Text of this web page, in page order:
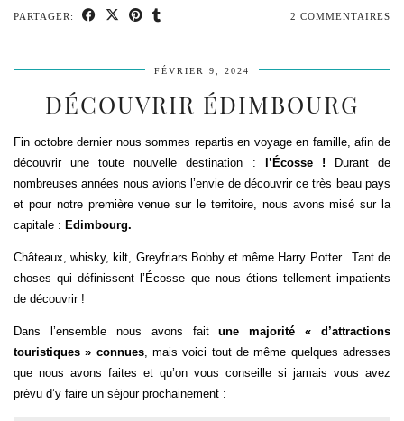
PARTAGER: 2 COMMENTAIRES
FÉVRIER 9, 2024
DÉCOUVRIR ÉDIMBOURG
Fin octobre dernier nous sommes repartis en voyage en famille, afin de
découvrir une toute nouvelle destination :
l’Écosse ! Durant de
nombreuses années nous avions l’envie de découvrir ce très beau pays
et pour notre première venue sur le territoire, nous avons misé sur la
capitale : Edimbourg.
Châteaux, whisky, kilt, Greyfriars Bobby et même Harry Potter.. Tant de
choses qui définissent l’Écosse que nous étions tellement impatients
de découvrir !
Dans l’ensemble nous avons faitune majorité « d’attractions
touristiques » connues, mais voici tout de même quelques adresses
que nous avons faites et qu’on vous conseille si jamais vous avez
prévu d’y faire un séjour prochainement :